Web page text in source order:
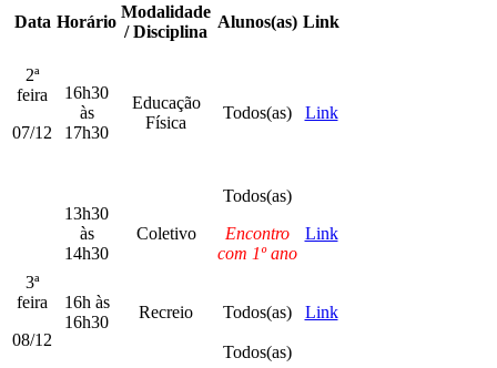
Data Horário
Modalidade
/ Disciplina
Alunos(as) Link
2ª
feira
07/12
16h30
às
17h30
Educação
Física
Todos(as) Link
3ª
feira
08/12
13h30
às
14h30
Coletivo
Todos(as)
Encontro
com 1º ano
Link
16h às
16h30
Recreio Todos(as) Link
Todos(as)